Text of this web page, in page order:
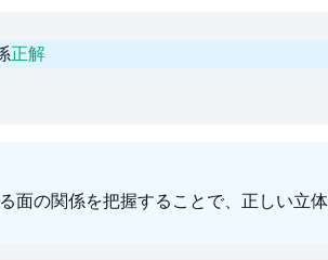
正解
面の関係を把握することで、正しい立体